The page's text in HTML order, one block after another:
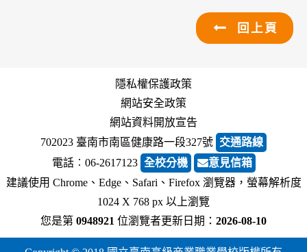
回上頁
隱私權保護政策
網站安全政策
網站資料開放宣告
702023 臺南市南區健康路一段327號 交通路線
電話︰06-2617123 全校分機
意見信箱
建議使用 Chrome、Edge、Safari、Firefox 瀏覽器，螢幕解析度
1024 X 768 px 以上瀏覽
您是第 0948921 位瀏覽者更新日期： 2026-08-10